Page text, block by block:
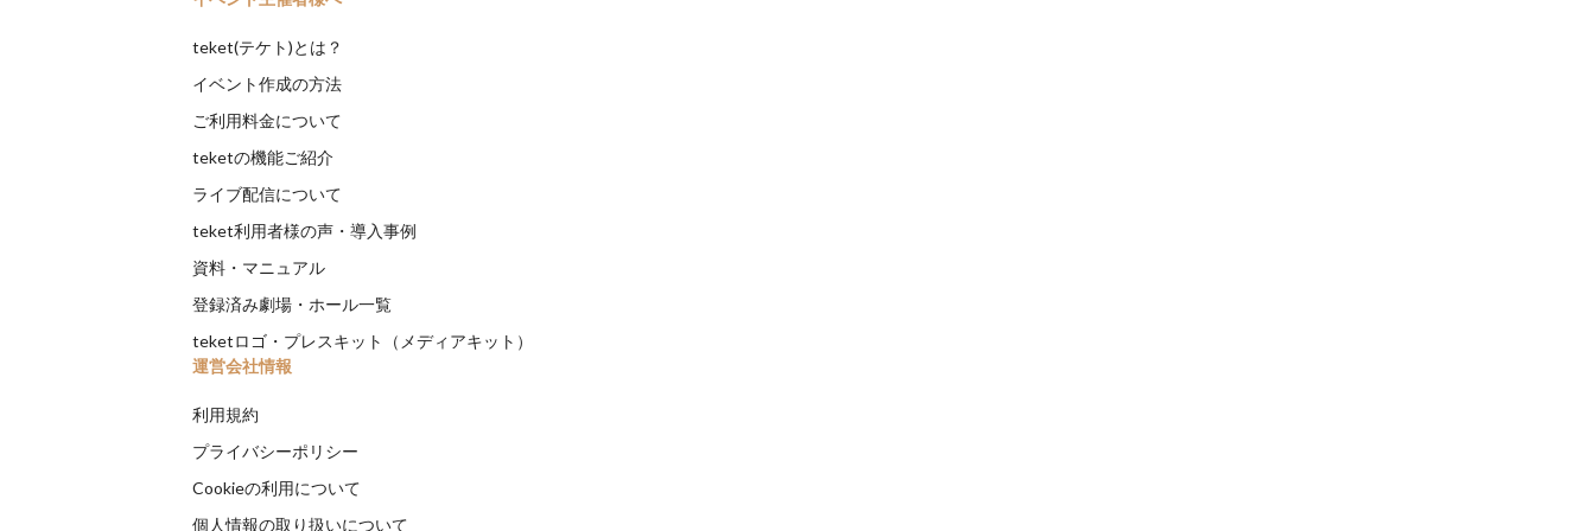
teket(テケト)とは？
イベント作成の方法
ご利用料金について
teketの機能ご紹介
ライブ配信について
teket利用者様の声・導入事例
資料・マニュアル
登録済み劇場・ホール一覧
teketロゴ・プレスキット（メディアキット）
運営会社情報
利用規約
プライバシーポリシー
Cookieの利用について
個人情報の取り扱いについて